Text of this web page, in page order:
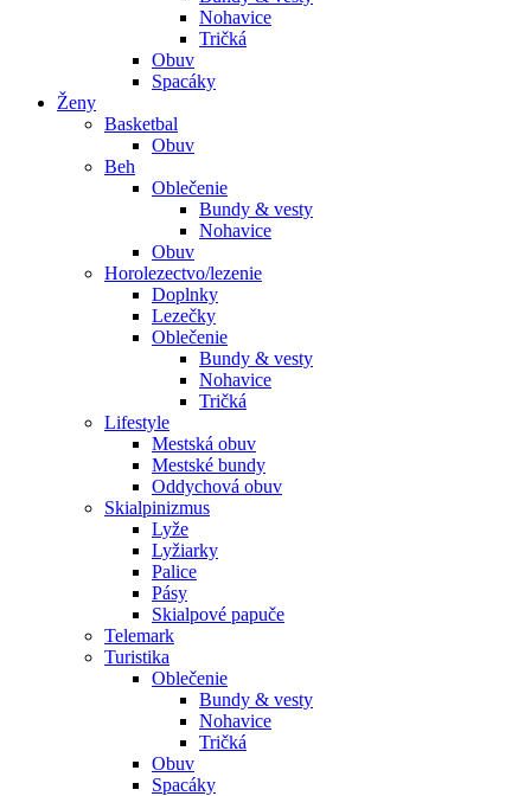
Nohavice
Tričká
Obuv
Spacáky
Ženy
Basketbal
Obuv
Beh
Oblečenie
Bundy & vesty
Nohavice
Obuv
Horolezectvo/lezenie
Doplnky
Lezečky
Oblečenie
Bundy & vesty
Nohavice
Tričká
Lifestyle
Mestská obuv
Mestské bundy
Oddychová obuv
Skialpinizmus
Lyže
Lyžiarky
Palice
Pásy
Skialpové papuče
Telemark
Turistika
Oblečenie
Bundy & vesty
Nohavice
Tričká
Obuv
Spacáky